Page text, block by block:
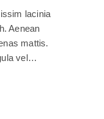
lacinia
Aenean
mattis.
vel…